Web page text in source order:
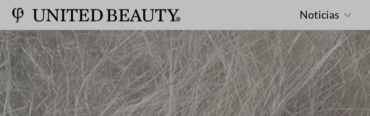
Noticias